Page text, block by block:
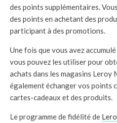
des points supplémentaires.
des points en achetant des
participant à des promotions.
Une fois que vous avez
vous pouvez les utiliser pour
achats dans les magasins Leroy
également échanger vos points
cartes-cadeaux et des produits.
Le programme de fidélité de